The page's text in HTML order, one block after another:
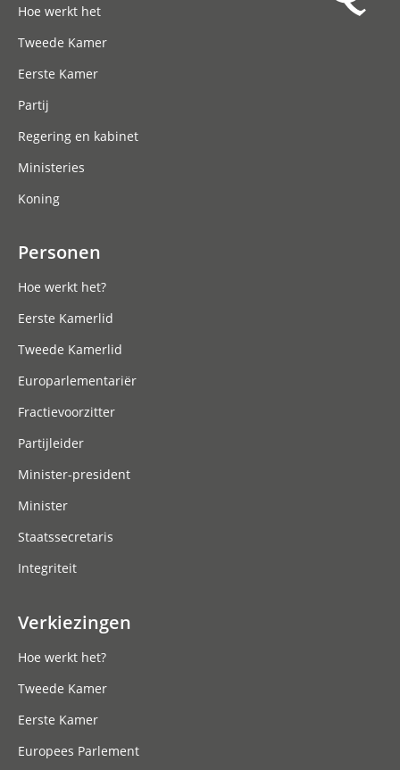
Hoe werkt het
Tweede Kamer
Eerste Kamer
Partij
Regering en kabinet
Ministeries
Koning
Personen
Hoe werkt het?
Eerste Kamerlid
Tweede Kamerlid
Europarlementariër
Fractievoorzitter
Partijleider
Minister-president
Minister
Staatssecretaris
Integriteit
Verkiezingen
Hoe werkt het?
Tweede Kamer
Eerste Kamer
Europees Parlement